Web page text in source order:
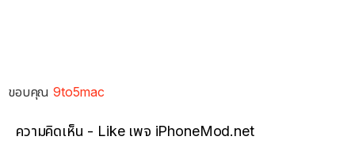
ขอบคุณ9to5mac
ความคิดเห็น - Like เพจ iPhoneMod.net